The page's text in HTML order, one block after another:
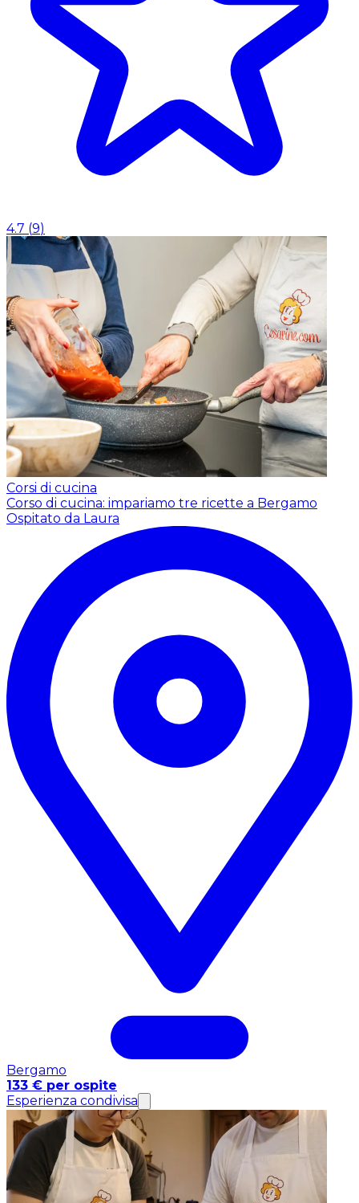
4.7 (9)
Corsi di cucina
Corso di cucina: impariamo tre ricette a Bergamo
Ospitato da Laura
Bergamo
133 € per ospite
Esperienza condivisa